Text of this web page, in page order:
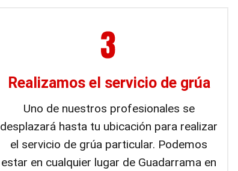
Realizamos el servicio de grúa
Uno de nuestros profesionales se
desplazará hasta tu ubicación para realizar
el servicio de grúa particular. Podemos
estar en cualquier lugar de Guadarrama en